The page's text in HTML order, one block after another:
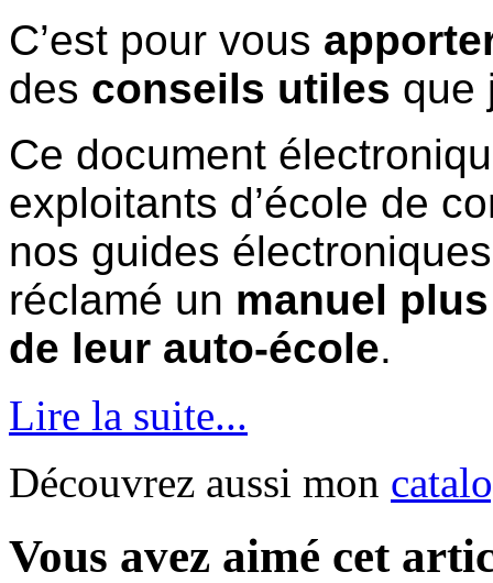
C’est pour vous
des conseils utiles que
Ce document
exploitants d’école de
nos guides
réclamé un manuel
de leur auto-école.
Lire la suite...
Découvrez aussi mon
Vous avez aimé cet